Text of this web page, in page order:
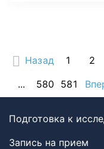
Назад 1 2
...
580 581
Подготовка к
Запись на прием